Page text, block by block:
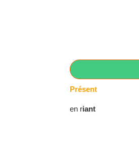
Présent
en riant